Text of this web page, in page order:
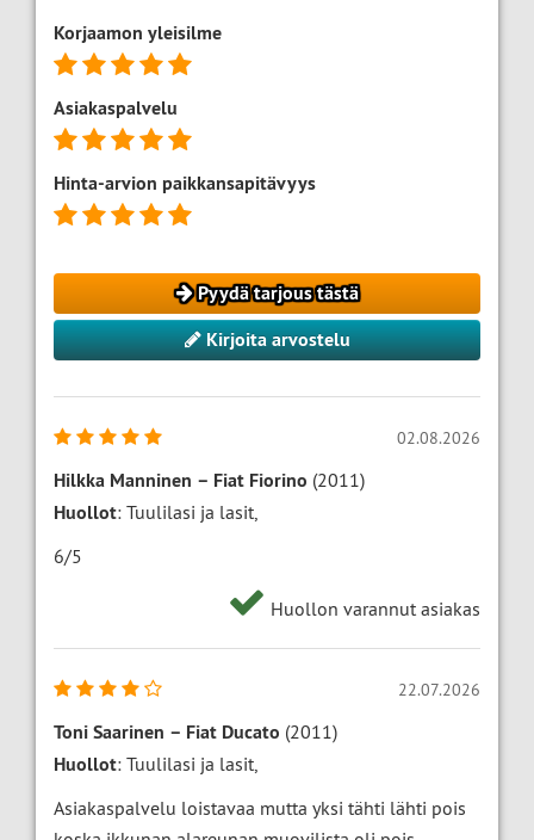
Korjaamon yleisilme
Asiakaspalvelu
Hinta-arvion paikkansapitävyys
Pyydä tarjous tästä
Kirjoita arvostelu
02.08.2026
Hilkka Manninen – Fiat Fiorino (2011)
Huollot: Tuulilasi ja lasit,
6/5
Huollon varannut asiakas
22.07.2026
Toni Saarinen – Fiat Ducato (2011)
Huollot: Tuulilasi ja lasit,
Asiakaspalvelu loistavaa mutta yksi tähti lähti pois